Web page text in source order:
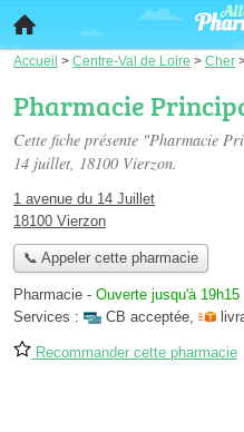
Accueil > Centre-Val de Loire > Cher
Pharmacie
Cette fiche présente "Pharmacie
14 juillet, 18100 Vierzon.
1 avenue du 14 Juillet
18100 Vierzon
📞 Appeler cette pharmacie
Pharmacie - Ouverte jusqu'à 19h15
Services :
CB acceptée,
Recommander cette pharmacie